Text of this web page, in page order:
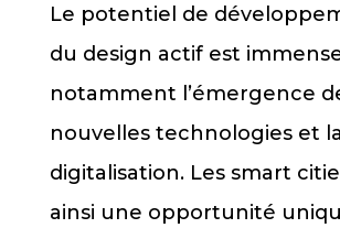
Le potentiel de
du design actif est
notamment l’émergence
nouvelles technologies et la
digitalisation. Les smart
ainsi une opportunité